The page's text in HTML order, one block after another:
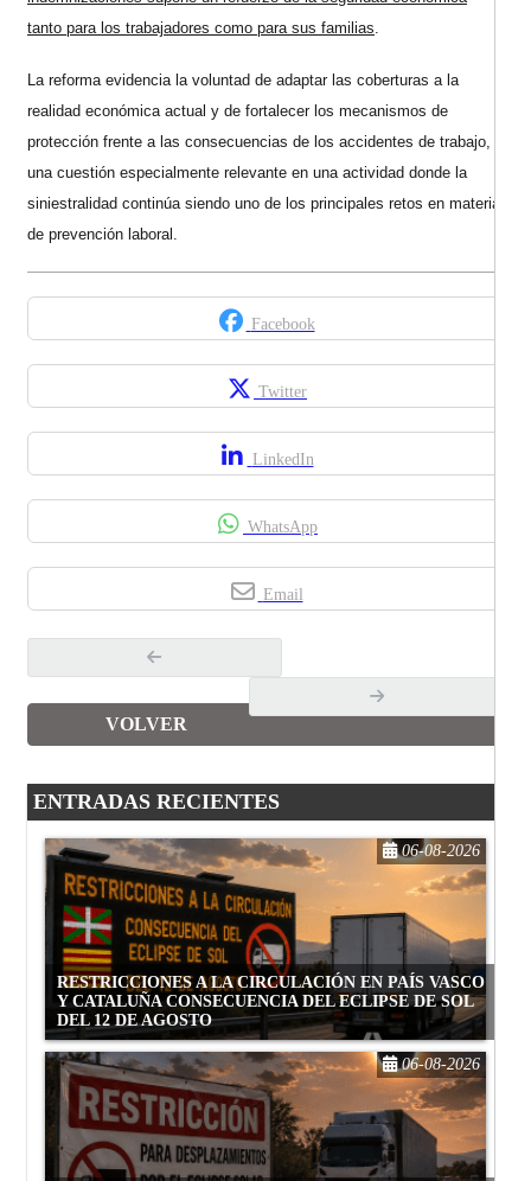
tanto para los trabajadores como para sus familias
La reforma evidencia la voluntad de adaptar las coberturas a la
realidad económica actual y de fortalecer los mecanismos de
protección frente a las consecuencias de los accidentes de trabajo,
una cuestión especialmente relevante en una actividad donde la
siniestralidad continúa siendo uno de los principales retos en materia
de prevención laboral.
Facebook
Twitter
LinkedIn
WhatsApp
Email
VOLVER
ENTRADAS RECIENTES
RESTRICCIONES A LA CIRCULACIÓN EN PAÍS VASCO
Y CATALUÑA CONSECUENCIA DEL ECLIPSE DE SOL
DEL 12 DE AGOSTO
06-08-2026
06-08-2026